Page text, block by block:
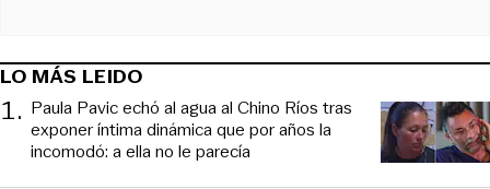
LO MÁS LEIDO
1. Paula Pavic echó al agua al Chino Ríos tras
exponer íntima dinámica que por años la
incomodó: a ella no le parecía